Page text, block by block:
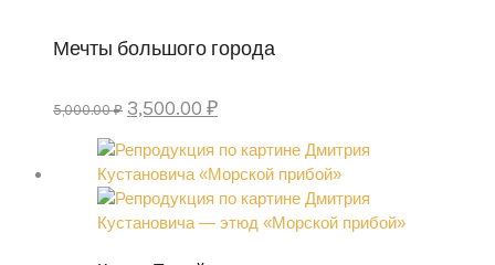
Мечты большого города
5,000.00 ₽ Первоначальная
составляла
5,000.00 ₽.
3,500.00 ₽Текущая
3,500.00 ₽.